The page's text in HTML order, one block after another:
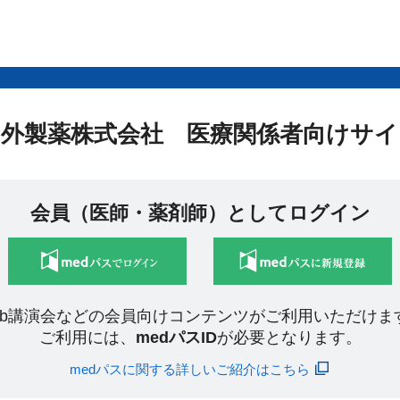
製薬株式会社 医療関係者向けサ
会員（医師・薬剤師）としてログイン
講演会などの会員向けコンテンツがご利用いただけま
ご利用には、 medパスIDが必要となります。
medパスに関する詳しいご紹介はこちら